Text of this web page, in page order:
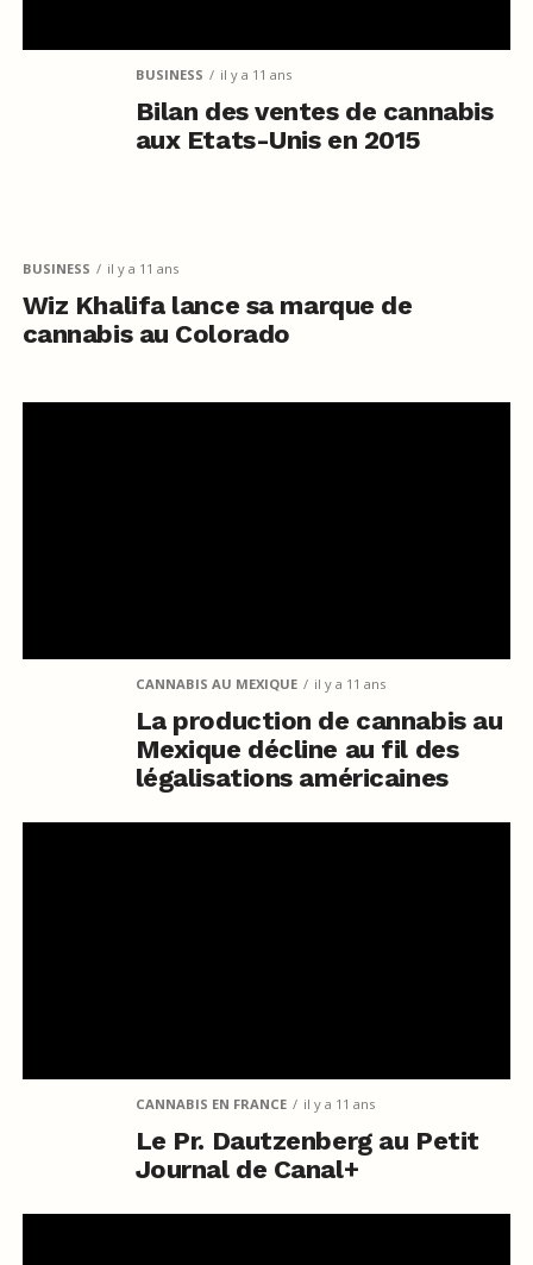
BUSINESS il y a 11 ans
Bilan des ventes de cannabis
aux Etats-Unis en 2015
BUSINESS il y a 11 ans
Wiz Khalifa lance sa marque de
cannabis au Colorado
CANNABIS AU MEXIQUE il y a 11 ans
La production de cannabis au
Mexique décline au fil des
légalisations américaines
CANNABIS EN FRANCE il y a 11 ans
Le Pr. Dautzenberg au Petit
Journal de Canal+